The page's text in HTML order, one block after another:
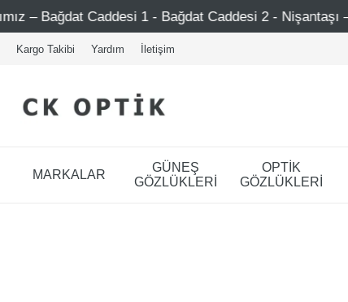
1 - Bağdat Caddesi 2 - Nişantaşı – Etiler – Ataşehir
Kargo Takibi Yardım İletişim
MARKALAR
GÜNEŞ
GÖZLÜKLERİ
OPTİK
GÖZLÜKLERİ